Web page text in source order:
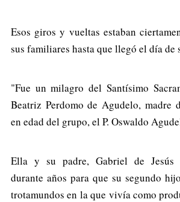
Esos giros y vueltas estaban
sus familiares hasta que llegó el día de
"Fue un milagro del Santísimo
Beatriz Perdomo de Agudelo, madre
en edad del grupo, el P. Oswaldo
Ella y su padre, Gabriel de Jesús
durante años para que su segundo
trotamundos en la que vivía como